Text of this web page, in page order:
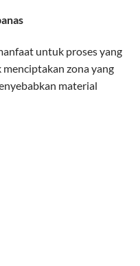
untuk proses yang
zona yang
material